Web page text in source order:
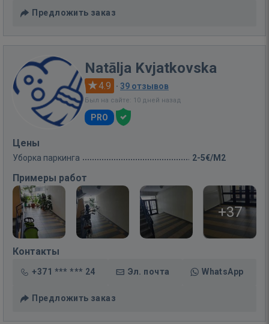
Предложить заказ
Natālja Kvjatkovska
4.9 · 39 отзывов
Был на сайте: 10 дней назад
PRO
Цены
Уборка паркинга 2-5€/M2
Примеры работ
+37
Контакты
+371 *** *** 24 Эл. почта WhatsApp
Предложить заказ